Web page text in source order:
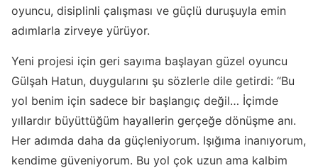
oyuncu, disiplinli çalışması ve güçlü duruşuyla emin
adımlarla zirveye yürüyor.
Yeni projesi için geri sayıma başlayan güzel oyuncu
Gülşah Hatun, duygularını şu sözlerle dile getirdi: “Bu
yol benim için sadece bir başlangıç değil… İçimde
yıllardır büyüttüğüm hayallerin gerçeğe dönüşme anı.
Her adımda daha da güçleniyorum. Işığıma inanıyorum,
kendime güveniyorum. Bu yol çok uzun ama kalbim